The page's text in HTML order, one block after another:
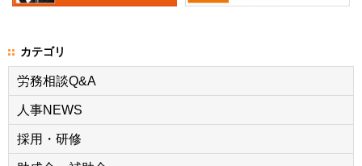
カテゴリ
労務相談Q&A
人事NEWS
採用・研修